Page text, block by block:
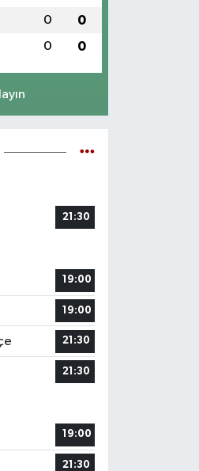
0 0
0 0
21:30
19:00
19:00
21:30
21:30
19:00
21:30